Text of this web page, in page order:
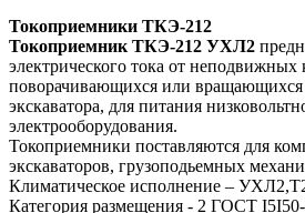
Токоприемники ТКЭ-212
Токоприемник ТКЭ-212 УХЛ2
электрического тока от
поворачивающихся или вращающихся
экскаватора, для питания
электрооборудования.
Токоприемники поставляются для
экскаваторов, грузоподьемных
Климатическое исполнение –
Категория размещения - 2 ГОСТ